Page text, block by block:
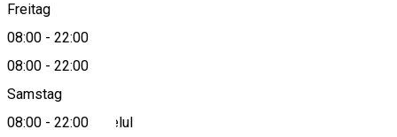
Freitag
08:00 - 22:00
08:00 - 22:00
Samstag
08:00 - 22:00
0744391877
About
Pensiunea Ghiocelul